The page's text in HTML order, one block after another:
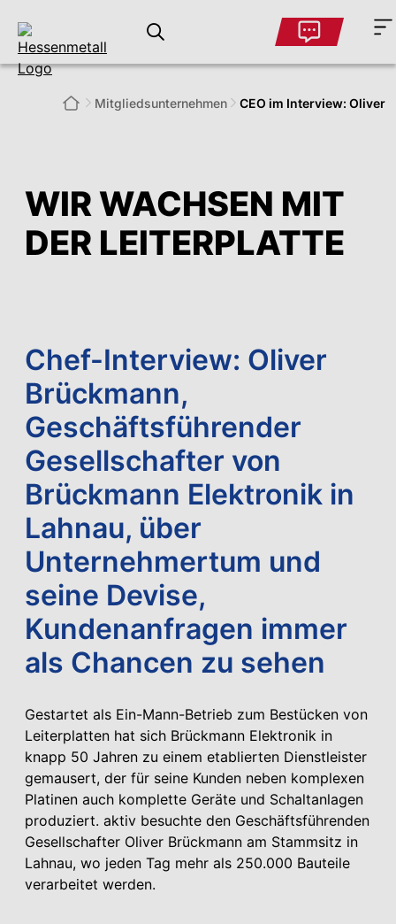
WIR WACHSEN MIT
DER LEITERPLATTE
Chef-Interview: Oliver
Brückmann,
Geschäftsführender
Gesellschafter von
Brückmann Elektronik in
Lahnau, über
Unternehmertum und
seine Devise,
Kundenanfragen immer
als Chancen zu sehen
Gestartet als Ein-Mann-Betrieb zum Bestücken von
Leiterplatten hat sich Brückmann Elektronik in
knapp 50 Jahren zu einem etablierten Dienstleister
gemausert, der für seine Kunden neben komplexen
Platinen auch komplette Geräte und Schaltanlagen
produziert. aktiv besuchte den Geschäftsführenden
Gesellschafter Oliver Brückmann am Stammsitz in
Lahnau, wo jeden Tag mehr als 250.000 Bauteile
verarbeitet werden.
Mitglieds­unternehmen CEO im Interview: Oliver